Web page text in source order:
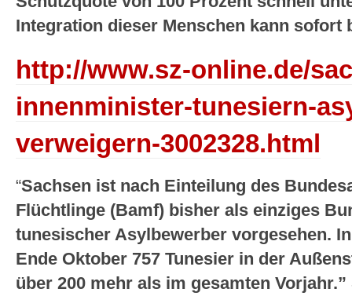
Integration dieser Menschen kann sofort
http://www.sz-online.de/
innenminister-tunesiern-
verweigern-3002328.html
“Sachsen ist nach Einteilung des
Flüchtlinge (Bamf) bisher als einziges
tunesischer Asylbewerber vorgesehen.
Ende Oktober 757 Tunesier in der
über 200 mehr als im gesamten Vorjahr.”